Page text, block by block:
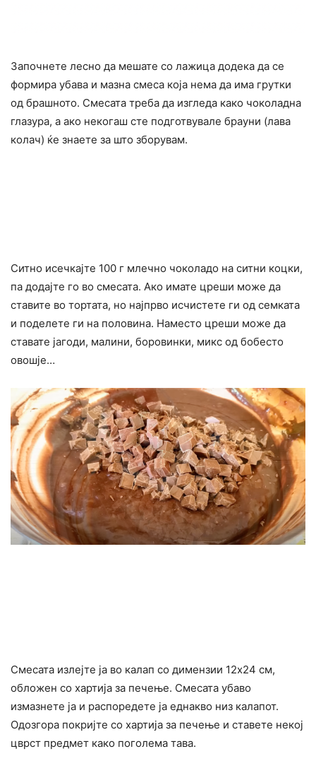
Започнете лесно да мешате со лажица додека да се
формира убава и мазна смеса која нема да има грутки
од брашното. Смесата треба да изгледа како чоколадна
глазура, а ако некогаш сте подготвувале брауни (лава
колач) ќе знаете за што зборувам.
Ситно исечкајте 100 г млечно чоколадо на ситни коцки,
па додајте го во смесата. Ако имате цреши може да
ставите во тортата, но најпрво исчистете ги од семката
и поделете ги на половина. Наместо цреши може да
ставате јагоди, малини, боровинки, микс од бобесто
овошје…
Смесата излејте ја во калап со димензии 12х24 см,
обложен со хартија за печење. Смесата убаво
измазнете ја и распоредете ја еднакво низ калапот.
Одозгора покријте со хартија за печење и ставете некој
цврст предмет како поголема тава.